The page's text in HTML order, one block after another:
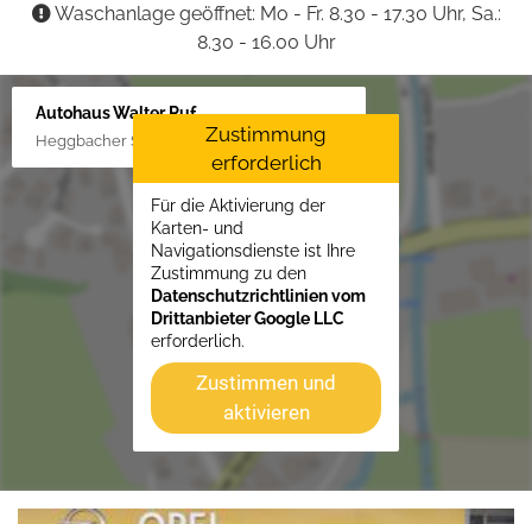
Waschanlage geöffnet: Mo - Fr. 8.30 - 17.30 Uhr, Sa.:
8.30 - 16.00 Uhr
Autohaus Walter Ruf
Heggbacher Straße 25, 88477 Schönebürg
Zustimmung
erforderlich
Für die Aktivierung der
Karten- und
Navigationsdienste ist Ihre
Zustimmung zu den
Datenschutzrichtlinien vom
Drittanbieter Google LLC
erforderlich.
Zustimmen und
aktivieren